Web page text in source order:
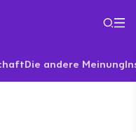
Die andere Meinung